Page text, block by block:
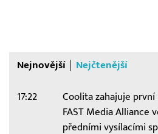
Nejnovější Nejčtenější
17:22
Coolita zahajuje
FAST Media Alliance
předními vysílacími